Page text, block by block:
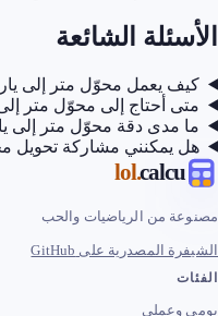
الأسئلة الشائعة
كيف يعمل محوّل متر إلى
متى أحتاج إلى محوّل متر
ما مدى دقة محوّل متر إلى
هل يمكنني مشاركة
calcu
.lol
مصنوعة من الرياضيات والحب
الشيفرة المصدرية على GitHub
الفئات
يومي وعملي